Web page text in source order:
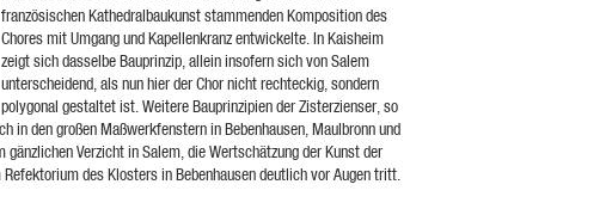
französischen Kathedralbaukunst stammenden Komposition des
Chores mit Umgang und Kapellenkranz entwickelte. In Kaisheim
zeigt sich dasselbe Bauprinzip, allein insofern sich von Salem
unterscheidend, als nun hier der Chor nicht rechteckig, sondern
polygonal gestaltet ist. Weitere Bauprinzipien der Zisterzienser, so
in den großen Maßwerkfenstern in Bebenhausen, Maulbronn und
Verzicht in Salem, die Wertschätzung der Kunst der
des Klosters in Bebenhausen deutlich vor Augen tritt.